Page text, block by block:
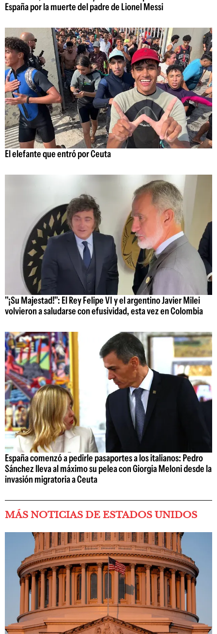
España por la muerte del padre de Lionel Messi
El elefante que entró por Ceuta
"¡Su Majestad!": El Rey Felipe VI y el argentino Javier Milei
volvieron a saludarse con efusividad, esta vez en Colombia
España comenzó a pedirle pasaportes a los italianos: Pedro
Sánchez lleva al máximo su pelea con Giorgia Meloni desde la
invasión migratoria a Ceuta
MÁS NOTICIAS DE ESTADOS UNIDOS